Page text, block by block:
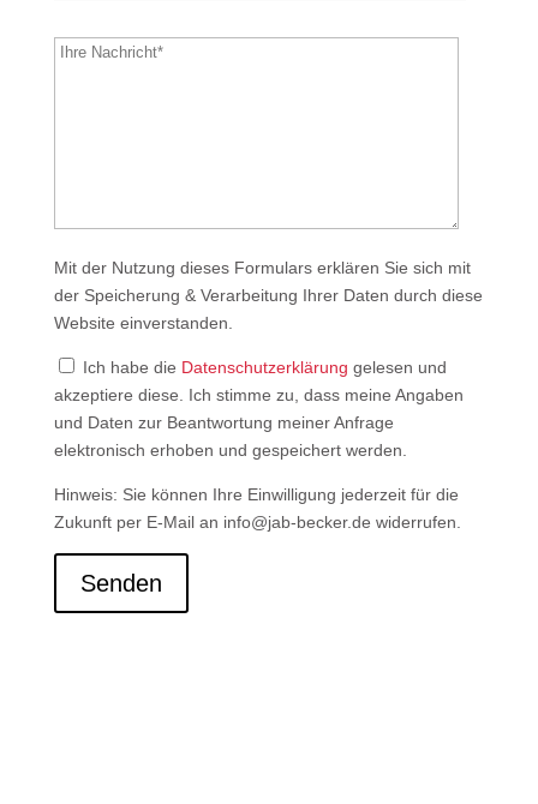
lasse
Mit der Nutzung dieses Formulars erklären Sie sich mit
der Speicherung & Verarbeitung Ihrer Daten durch diese
Website einverstanden.
Ich habe die Datenschutzerklärung gelesen und
akzeptiere diese. Ich stimme zu, dass meine Angaben
und Daten zur Beantwortung meiner Anfrage
elektronisch erhoben und gespeichert werden.
Hinweis: Sie können Ihre Einwilligung jederzeit für die
Zukunft per E-Mail an info@jab-becker.de widerrufen.
Senden